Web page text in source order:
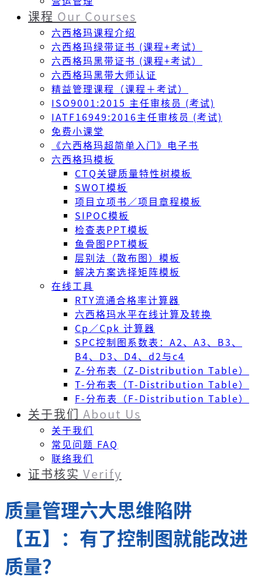
课程 Our Courses
六西格玛课程介绍
六西格玛绿带证书 (课程+考试）
六西格玛黑带证书 (课程+考试）
六西格玛黑带大师认证
精益管理课程（课程＋考试）
ISO9001:2015 主任审核员 (考试)
IATF16949:2016主任审核员 (考试)
免费小课堂
《六西格玛超简单入门》电子书
六西格玛模板
CTQ关键质量特性树模板
SWOT模板
项目立项书／项目章程模板
SIPOC模板
检查表PPT模板
鱼骨图PPT模板
层别法（散布图）模板
解决方案选择矩阵模板
在线工具
RTY流通合格率计算器
六西格玛水平在线计算及转换
Cp／Cpk 计算器
SPC控制图系数表：A2、A3、B3、
B4、D3、D4、d2与c4
Z-分布表（Z-Distribution Table）
T-分布表（T-Distribution Table）
F-分布表（F-Distribution Table）
关于我们 About Us
关于我们
常见问题 FAQ
联络我们
证书核实 Verify
质量管理六大思维陷阱
【五】：有了控制图就能改进
质量？